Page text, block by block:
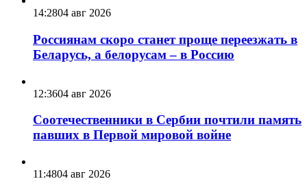
14:2804 авг 2026
Россиянам скоро станет проще переезжать в
Беларусь, а белорусам – в Россию
12:3604 авг 2026
Соотечественники в Сербии почтили память
павших в Первой мировой войне
11:4804 авг 2026